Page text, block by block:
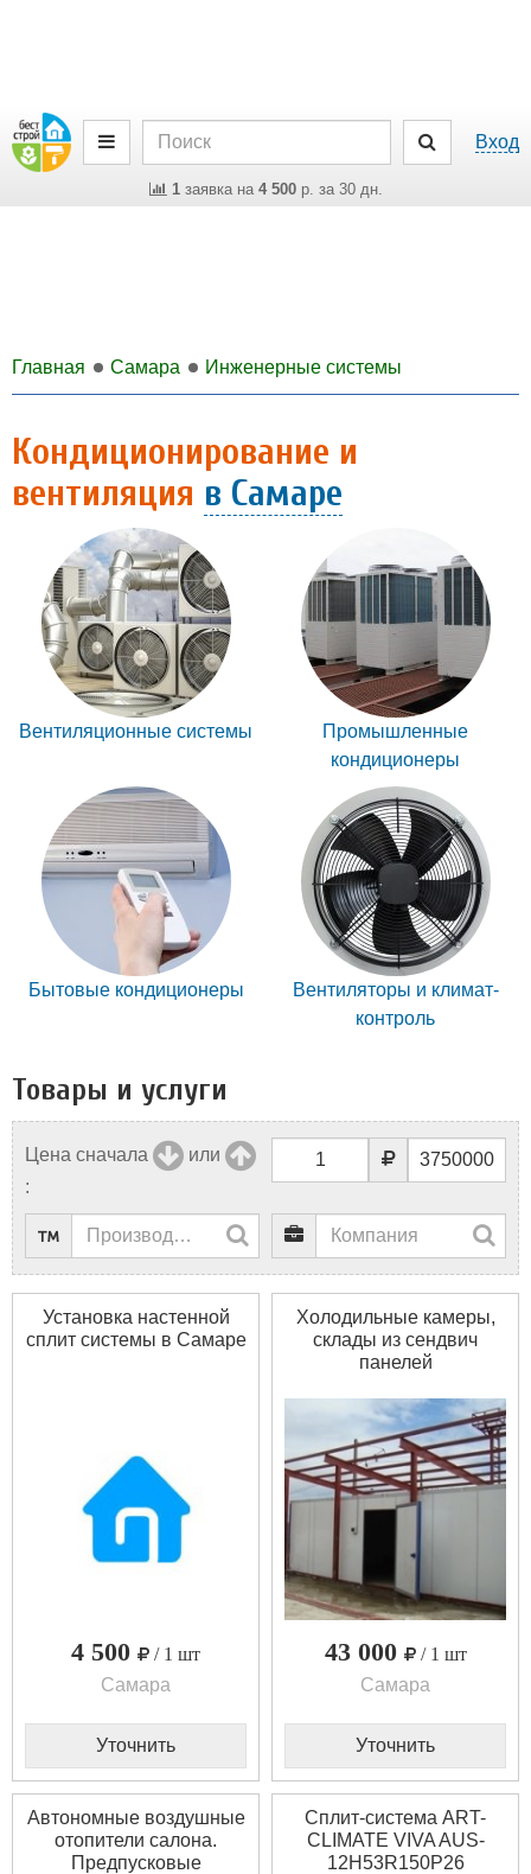
Вход
1заявка на 4 500р. за 30 дн.
Главная Самара Инженерные системы
Кондиционирование и
вентиляция в Самаре
Вентиляционные системы
Промышленные
кондиционеры
Бытовые кондиционеры
Вентиляторы и климат-
контроль
Товары и услуги
Цена сначала
или
:
Установка настенной
сплит системы в Самаре
4 500
/ 1 шт
Самара
Уточнить
Холодильные камеры,
склады из сендвич
панелей
43 000
/ 1 шт
Самара
Уточнить
Автономные воздушные
отопители салона.
Предпусковые
Сплит-система ART-
CLIMATE VIVA AUS-
12H53R150P26